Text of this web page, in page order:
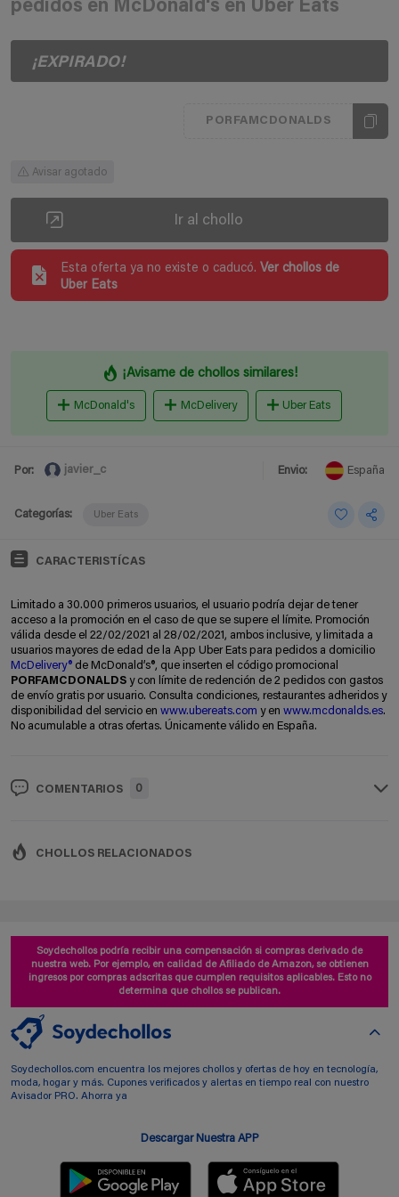
pedidos en McDonald's en Uber Eats
¡EXPIRADO!
PORFAMCDONALDS
Avisar agotado
Ir al chollo
Esta oferta ya no existe o caducó. Ver chollos de
Uber Eats
¡Avisame de chollos similares!
McDonald's McDelivery Uber Eats
Por: javier_c Envio: España
Categorías: Uber Eats
CARACTERISTÍCAS
Limitado a 30.000 primeros usuarios, el usuario podría dejar de tener
acceso a la promoción en el caso de que se supere el límite. Promoción
válida desde el 22/02/2021 al 28/02/2021, ambos inclusive, y limitada a
usuarios mayores de edad de la App Uber Eats para pedidos a domicilio
McDelivery® de McDonald’s®, que inserten el código promocional
PORFAMCDONALDS y con límite de redención de 2 pedidos con gastos
de envío gratis por usuario. Consulta condiciones, restaurantes adheridos y
disponibilidad del servicio en www.ubereats.com y en www.mcdonalds.es.
No acumulable a otras ofertas. Únicamente válido en España.
COMENTARIOS 0
CHOLLOS RELACIONADOS
Soydechollos podría recibir una compensación si compras derivado de
nuestra web. Por ejemplo, en calidad de Afiliado de Amazon, se obtienen
ingresos por compras adscritas que cumplen requisitos aplicables. Esto no
determina que chollos se publican.
Soydechollos.com encuentra los mejores chollos y ofertas de hoy en tecnología,
moda, hogar y más. Cupones verificados y alertas en tiempo real con nuestro
Avisador PRO. Ahorra ya
Descargar Nuestra APP